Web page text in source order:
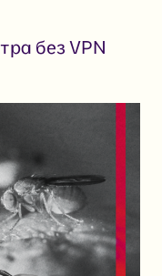
без VPN